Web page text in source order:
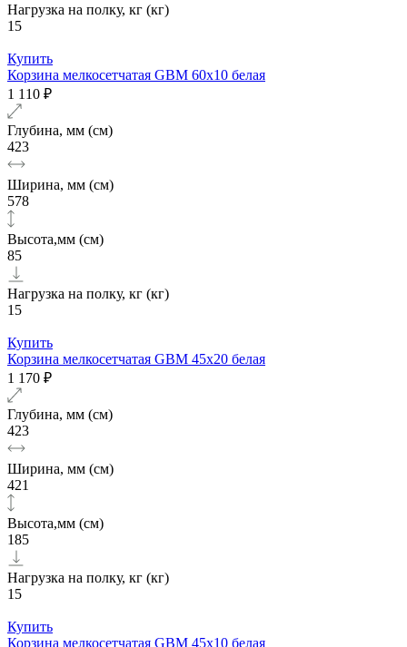
Нагрузка на полку, кг (кг)
15
Купить
Корзина мелкосетчатая GBM 60х10 белая
1 110 ₽
Глубина, мм (см)
423
Ширина, мм (см)
578
Высота,мм (см)
85
Нагрузка на полку, кг (кг)
15
Купить
Корзина мелкосетчатая GBM 45х20 белая
1 170 ₽
Глубина, мм (см)
423
Ширина, мм (см)
421
Высота,мм (см)
185
Нагрузка на полку, кг (кг)
15
Купить
Корзина мелкосетчатая GBM 45х10 белая